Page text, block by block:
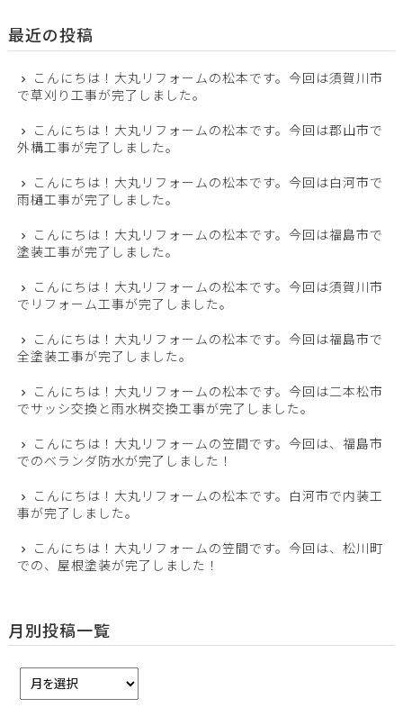
最近の投稿
こんにちは！大丸リフォームの松本です。今回は須賀川市
で草刈り工事が完了しました。
こんにちは！大丸リフォームの松本です。今回は郡山市で
外構工事が完了しました。
こんにちは！大丸リフォームの松本です。今回は白河市で
雨樋工事が完了しました。
こんにちは！大丸リフォームの松本です。今回は福島市で
塗装工事が完了しました。
こんにちは！大丸リフォームの松本です。今回は須賀川市
でリフォーム工事が完了しました。
こんにちは！大丸リフォームの松本です。今回は福島市で
全塗装工事が完了しました。
こんにちは！大丸リフォームの松本です。今回は二本松市
でサッシ交換と雨水桝交換工事が完了しました。
こんにちは！大丸リフォームの笠間です。今回は、福島市
でのベランダ防水が完了しました！
こんにちは！大丸リフォームの松本です。白河市で内装工
事が完了しました。
こんにちは！大丸リフォームの笠間です。今回は、松川町
での、屋根塗装が完了しました！
月別投稿一覧